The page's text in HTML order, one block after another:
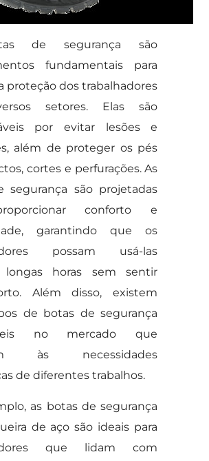
de segurança são
fundamentais para
proteção dos trabalhadores
setores. Elas são
por evitar lesões e
além de proteger os pés
cortes e perfurações. As
segurança são projetadas
conforto e
garantindo que os
possam usá-las
longas horas sem sentir
Além disso, existem
de botas de segurança
no mercado que
às necessidades
de diferentes trabalhos.
as botas de segurança
de aço são ideais para
que lidam com